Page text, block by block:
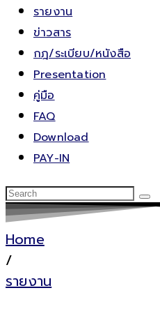
รายงาน
ข่าวสาร
กฎ/ระเบียบ/หนังสือ
Presentation
คู่มือ
FAQ
Download
PAY-IN
Home
/
รายงาน